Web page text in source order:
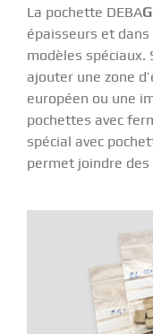
La pochette DEBA
épaisseurs et
modèles spéciaux.
ajouter une zone
européen ou une
pochettes avec
spécial avec
permet joindre des